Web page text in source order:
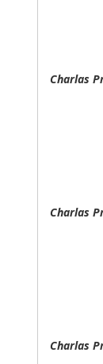
Charlas
Charlas
Charlas